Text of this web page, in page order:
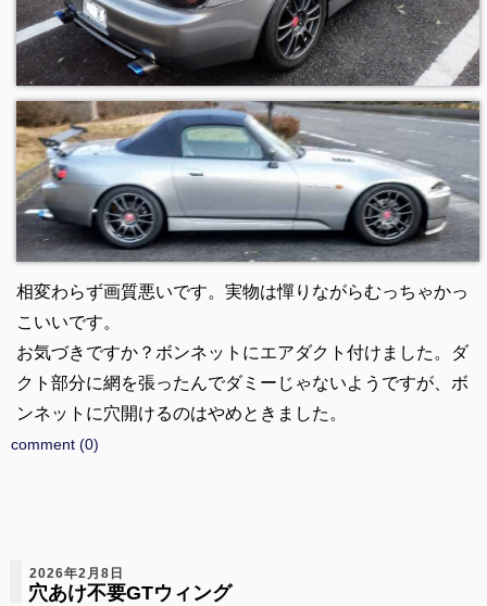
相変わらず画質悪いです。実物は憚りながらむっちゃかっ
こいいです。
お気づきですか？ボンネットにエアダクト付けました。ダ
クト部分に網を張ったんでダミーじゃないようですが、ボ
ンネットに穴開けるのはやめときました。
comment (0)
2026年2月8日
穴あけ不要GTウィング